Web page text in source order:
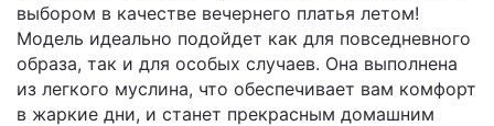
выбором в качестве вечернего платья летом!
Модель идеально подойдет как для повседневного
образа, так и для особых случаев. Она выполнена
из легкого муслина, что обеспечивает вам комфорт
в жаркие дни, и станет прекрасным домашним